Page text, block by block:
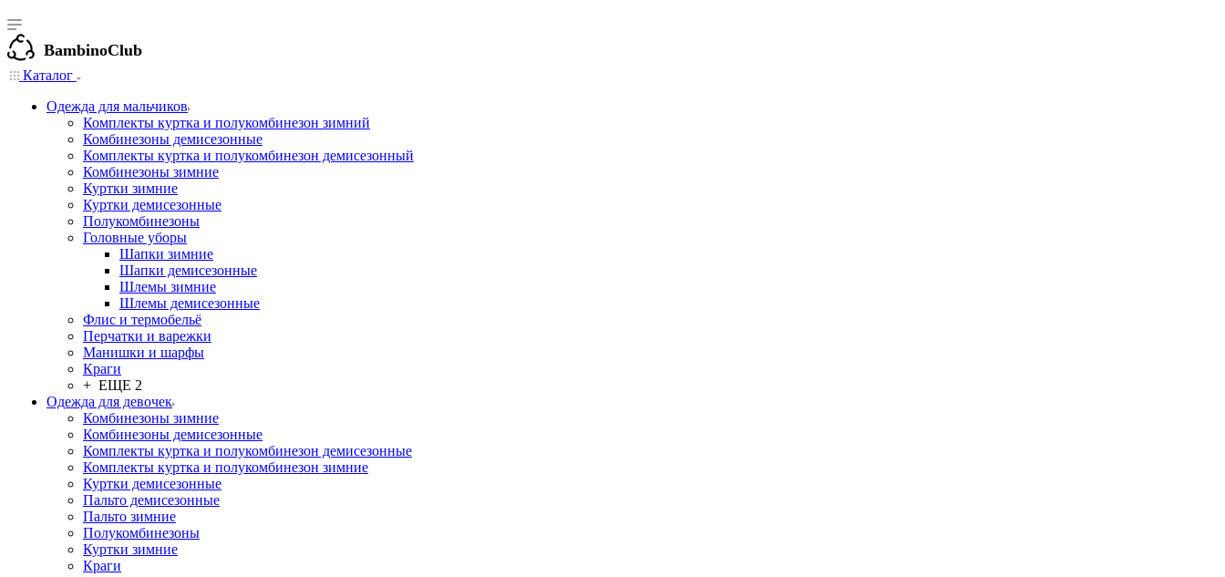
BambinoClub
Каталог
Одежда для мальчиков
Комплекты куртка и полукомбинезон зимний
Комбинезоны демисезонные
Комплекты куртка и полукомбинезон демисезонный
Комбинезоны зимние
Куртки зимние
Куртки демисезонные
Полукомбинезоны
Головные уборы
Шапки зимние
Шапки демисезонные
Шлемы зимние
Шлемы демисезонные
Флис и термобельё
Перчатки и варежки
Манишки и шарфы
Краги
+ ЕЩЕ 2
Одежда для девочек
Комбинезоны зимние
Комбинезоны демисезонные
Комплекты куртка и полукомбинезон демисезонные
Комплекты куртка и полукомбинезон зимние
Куртки демисезонные
Пальто демисезонные
Пальто зимние
Полукомбинезоны
Куртки зимние
Краги